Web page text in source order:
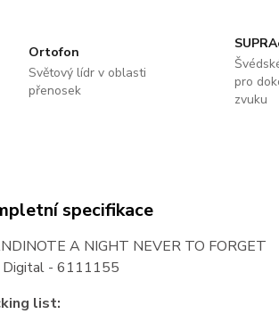
Ortofon
Světový lídr v oblasti
přenosek
pro
zvuku
specifikace
A NIGHT NEVER TO FORGET
Digital - 6111155
list: